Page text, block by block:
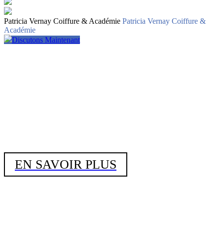
Patricia Vernay Coiffure & Académie Patricia Vernay Coiffure &
Académie
Discutons Maintenant
EN SAVOIR PLUS